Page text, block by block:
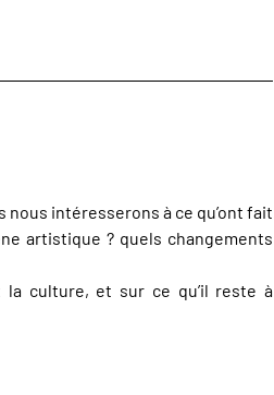
nous intéresserons à ce qu’ont fait
artistique ? quels changements
la culture, et sur ce qu’il reste à